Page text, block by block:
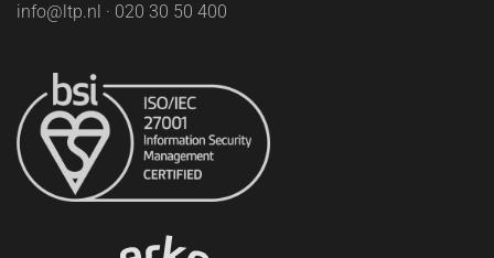
info@ltp.nl · 020 30 50 400